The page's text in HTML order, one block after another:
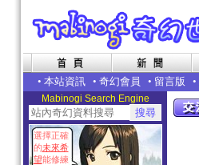
• 本站資訊 • 奇幻會員 • 留言版 •
Mabinogi Search Engine
選擇正確
的未來希
望能修練